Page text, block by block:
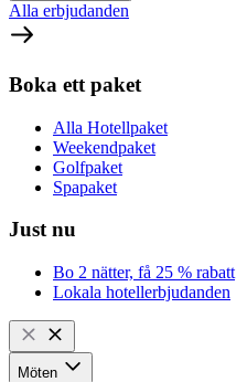
Alla erbjudanden
Boka ett paket
Alla Hotellpaket
Weekendpaket
Golfpaket
Spapaket
Just nu
Bo 2 nätter, få 25 % rabatt
Lokala hotellerbjudanden
Möten